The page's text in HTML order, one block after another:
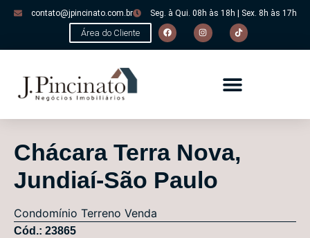
contato@jpincinato.com.br Seg. à Qui. 08h às 18h | Sex. 8h às 17h
Área do Cliente
Chácara Terra Nova,
Jundiaí-São Paulo
Condomínio Terreno Venda
Cód.: 23865